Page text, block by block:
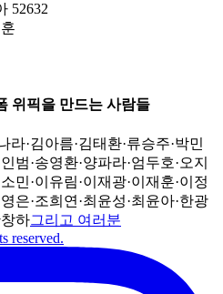
52632
위픽을 만드는 사람들
라·김아름·김태환·류승주·박민
범·송영환·양파라·엄두호·오지
민·이유림·이재광·이재훈·이정
은·조희연 ·최윤성·최윤아·한광
하그리고 여러분
reserved.